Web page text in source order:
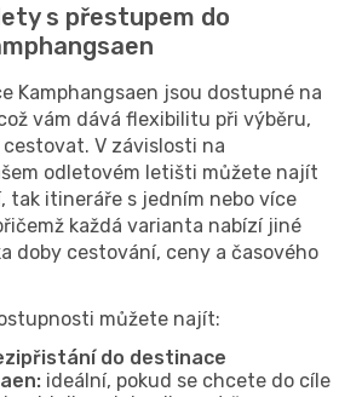
s přestupem do
Kamphangsaen jsou dostupné na
vám dává flexibilitu při výběru,
V závislosti na
odletovém letišti můžete najít
tak itineráře s jedním nebo více
každá varianta nabízí jiné
doby cestování, ceny a časového
můžete najít:
do destinace
ideální, pokud se chcete do cíle